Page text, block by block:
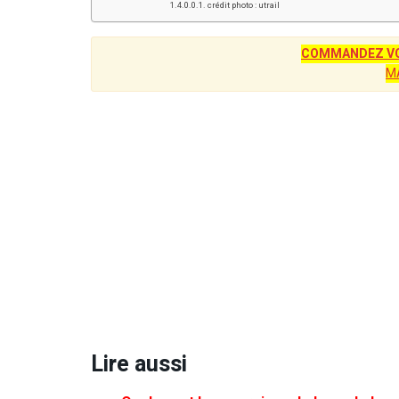
crédit photo : utrail
COMMANDEZ
Lire aussi